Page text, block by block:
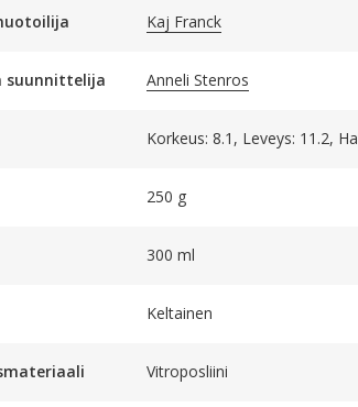
Kaj Franck
suunnittelija Anneli Stenros
Korkeus: 8.1, Leveys: 11.2,
250 g
300 ml
Keltainen
Vitroposliini